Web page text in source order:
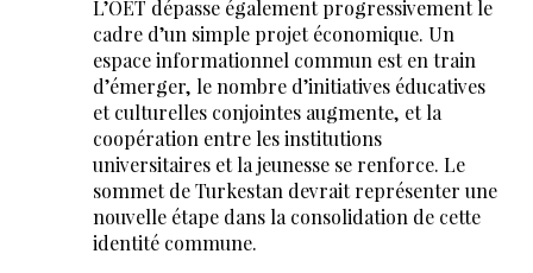
L’OET dépasse également progressivement le
cadre d’un simple projet économique. Un
espace informationnel commun est en train
d’émerger, le nombre d’initiatives éducatives
et culturelles conjointes augmente, et la
coopération entre les institutions
universitaires et la jeunesse se renforce. Le
sommet de Turkestan devrait représenter une
nouvelle étape dans la consolidation de cette
identité commune.